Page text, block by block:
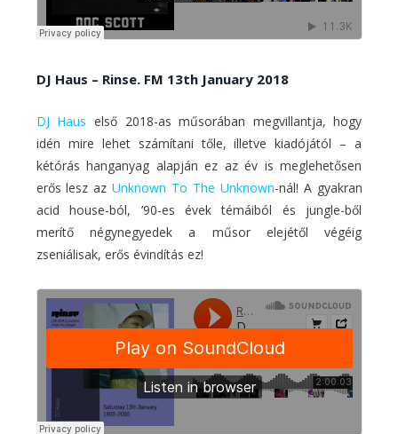
DJ Haus – Rinse. FM 13th January 2018
DJ Haus első 2018-as műsorában megvillantja, hogy
idén mire lehet számítani tőle, illetve kiadójától – a
kétórás hanganyag alapján ez az év is meglehetősen
erős lesz azUnknown To The Unknown-nál! A gyakran
acid house-ból, ’90-es évek témáiból és jungle-ből
merítő négynegyedek a műsor elejétől végéig
zseniálisak, erős évindítás ez!